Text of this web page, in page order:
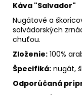
Káva "Salvador"
Nugátové a
salvádorských
chuťou.
Zloženie: 100%
Špecifiká: nugát,
Odporúčaná